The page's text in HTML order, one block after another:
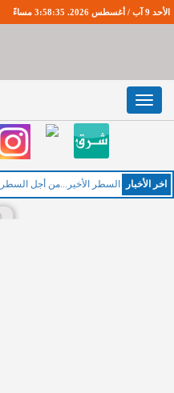
الأحد 9 آب / أغسطس 2026. 3:58:36 مساءً
Toggle
navigation
اخر اﻷخبار ال